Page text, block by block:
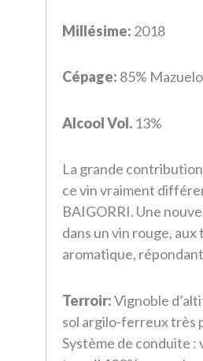
Millésime: 2018
Cépage: 85%
Alcool Vol. 13%
La grande
ce vin vraiment
BAIGORRI. Une
dans un vin rouge,
aromatique,
Terroir:Vignoble
sol argilo-ferreux très
Système de conduite